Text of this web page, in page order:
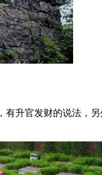
升官发财的说法，